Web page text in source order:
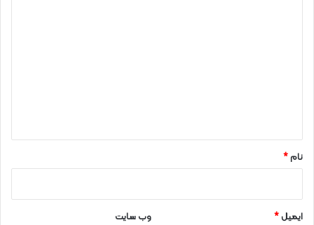
نام*
ایمیل* وب‌ سایت